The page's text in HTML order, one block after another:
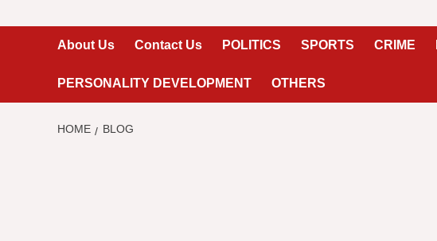
About Us Contact Us POLITICS SPORTS CRIME
PERSONALITY DEVELOPMENT OTHERS
HOME BLOG